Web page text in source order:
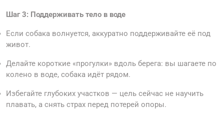
Шаг 3: Поддерживать тело в воде
Если собака волнуется, аккуратно поддерживайте её под
живот.
Делайте короткие «прогулки» вдоль берега: вы шагаете по
колено в воде, собака идёт рядом.
Избегайте глубоких участков — цель сейчас не научить
плавать, а снять страх перед потерей опоры.